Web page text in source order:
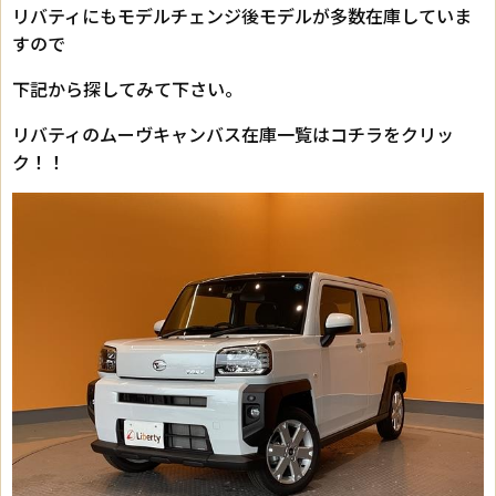
リバティにもモデルチェンジ後モデルが多数在庫していま
すので
下記から探してみて下さい。
リバティのムーヴキャンバス在庫一覧はコチラをクリッ
ク！！